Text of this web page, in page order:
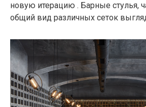
новую итерацию . Барные стулья,
общий вид различных сеток